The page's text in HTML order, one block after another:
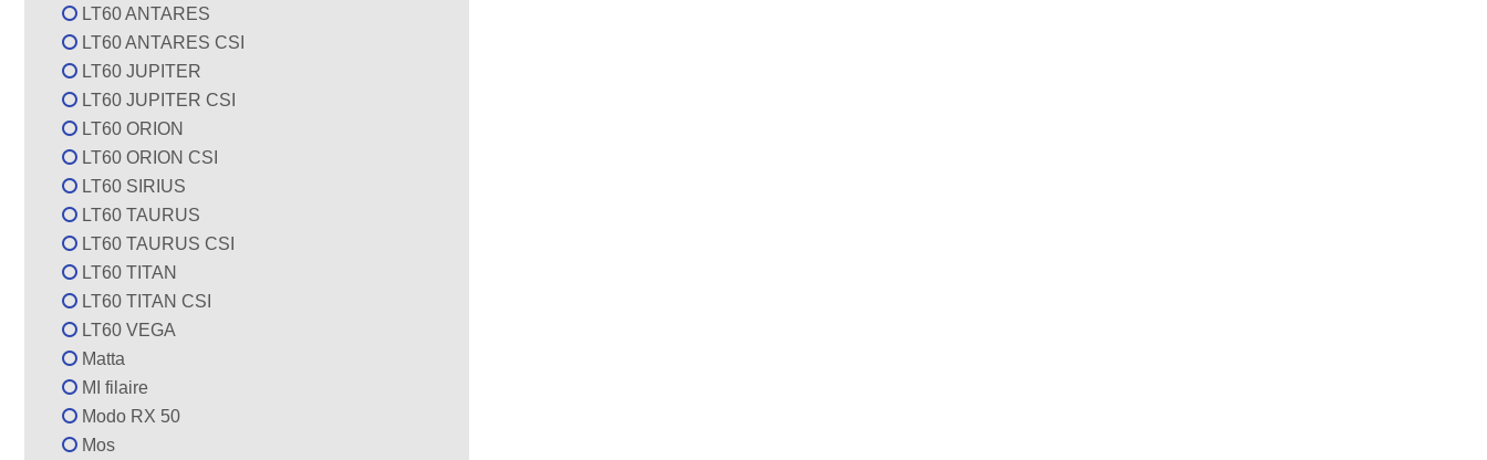
LT60 ANTARES
LT60 ANTARES CSI
LT60 JUPITER
LT60 JUPITER CSI
LT60 ORION
LT60 ORION CSI
LT60 SIRIUS
LT60 TAURUS
LT60 TAURUS CSI
LT60 TITAN
LT60 TITAN CSI
LT60 VEGA
Matta
MI filaire
Modo RX 50
Mos